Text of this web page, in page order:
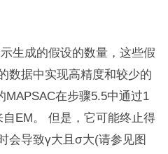
生成的假设的数量，这些假
数据中实现高精度和较少的
MAPSAC在步骤5.5中通过1
EM。 但是，它可能终止得
会导致γ大且σ大(请参见图